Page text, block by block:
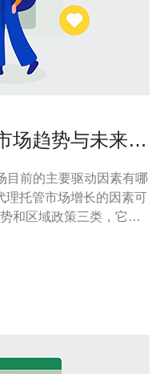
场趋势与未来服
目前的主要驱动因素有哪
理托管市场增长的因素可
和区域政策三类，它们
与高带宽需求：面向日